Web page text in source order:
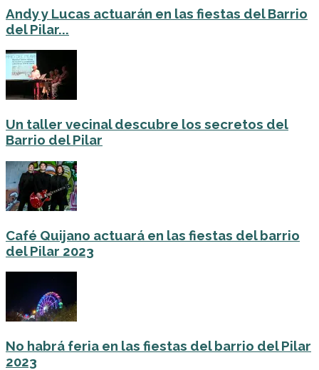
Andy y Lucas actuarán en las fiestas del Barrio
del Pilar...
Un taller vecinal descubre los secretos del
Barrio del Pilar
Café Quijano actuará en las fiestas del barrio
del Pilar 2023
No habrá feria en las fiestas del barrio del Pilar
2023